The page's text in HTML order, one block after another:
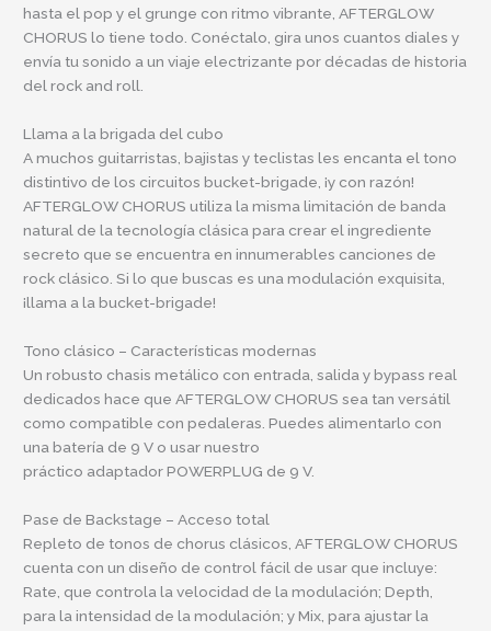
hasta el pop y el grunge con ritmo vibrante, AFTERGLOW
CHORUS lo tiene todo. Conéctalo, gira unos cuantos diales y
envía tu sonido a un viaje electrizante por décadas de historia
del rock and roll.
Llama a la brigada del cubo
A muchos guitarristas, bajistas y teclistas les encanta el tono
distintivo de los circuitos bucket-brigade, ¡y con razón!
AFTERGLOW CHORUS utiliza la misma limitación de banda
natural de la tecnología clásica para crear el ingrediente
secreto que se encuentra en innumerables canciones de
rock clásico. Si lo que buscas es una modulación exquisita,
¡llama a la bucket-brigade!
Tono clásico – Características modernas
Un robusto chasis metálico con entrada, salida y bypass real
dedicados hace que AFTERGLOW CHORUS sea tan versátil
como compatible con pedaleras. Puedes alimentarlo con
una batería de 9 V o usar nuestro
práctico adaptadorPOWERPLUG de 9 V.
Pase de Backstage – Acceso total
Repleto de tonos de chorus clásicos, AFTERGLOW CHORUS
cuenta con un diseño de control fácil de usar que incluye:
Rate, que controla la velocidad de la modulación; Depth,
para la intensidad de la modulación; y Mix, para ajustar la